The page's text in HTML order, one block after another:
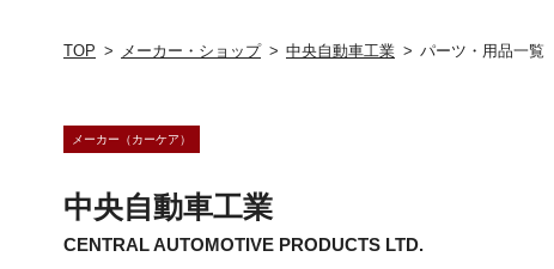
TOP メーカー・ショップ 中央自動車工業 パーツ・用品一覧
メーカー（カーケア）
中央自動車工業
CENTRAL AUTOMOTIVE PRODUCTS LTD.